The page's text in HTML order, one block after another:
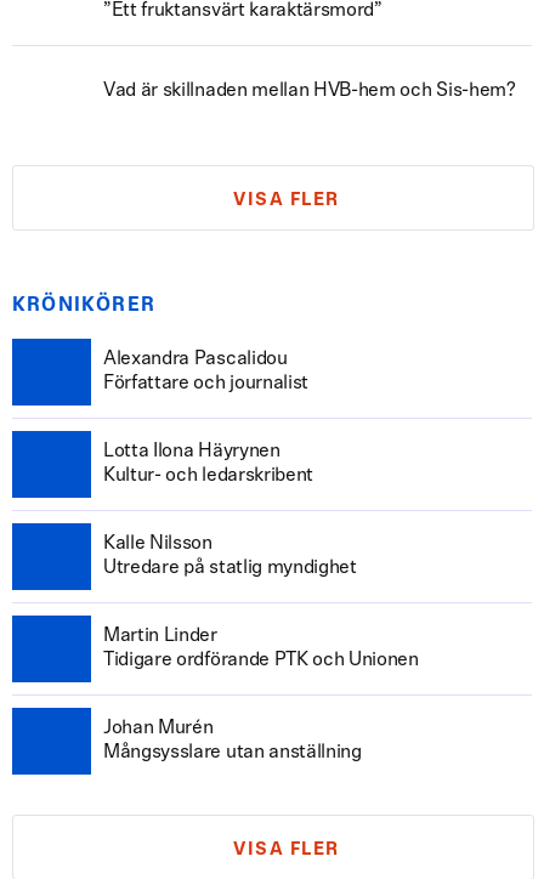
”Ett fruktansvärt karaktärsmord”
Vad är skillnaden mellan HVB-hem och Sis-hem?
VISA FLER
KRÖNIKÖRER
Alexandra Pascalidou
Författare och journalist
Lotta Ilona Häyrynen
Kultur- och ledarskribent
Kalle Nilsson
Utredare på statlig myndighet
Martin Linder
Tidigare ordförande PTK och Unionen
Johan Murén
Mångsysslare utan anställning
VISA FLER